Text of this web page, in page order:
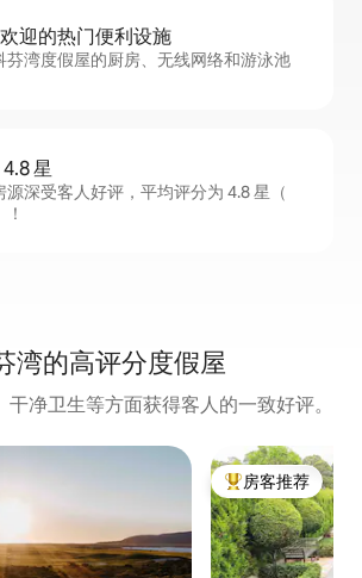
迎的热门便利设施
芬湾度假屋的厨房、无线网络和游泳池
星
源深受客人好评，平均评分为 4.8 星（
湾的高评分度假屋
净卫生等方面获得客人的一致好评。
热门「房客推荐」
房客推荐